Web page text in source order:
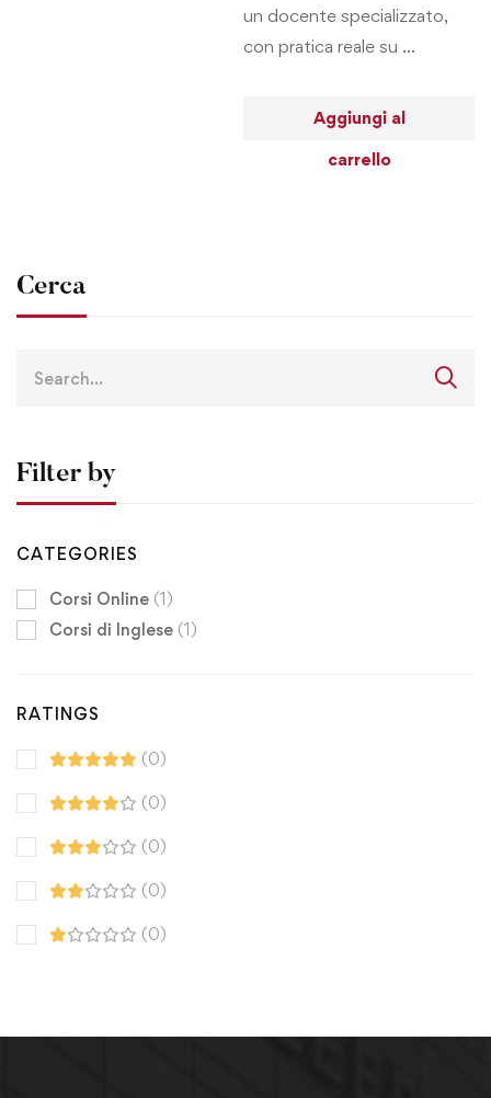
Cerca
Filter by
CATEGORIES
Corsi Online (1)
Corsi di Inglese (1)
RATINGS
(0)
(0)
(0)
(0)
(0)
un docente specializzato,
con pratica reale su …
Aggiungi al
carrello